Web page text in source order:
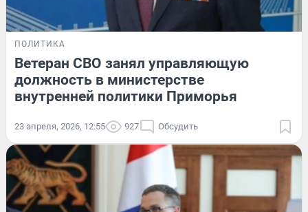
ПОЛИТИКА
Ветеран СВО занял управляющую
должность в министерстве
внутренней политики Приморья
23 апреля, 2026, 12:55 927 Обсудить